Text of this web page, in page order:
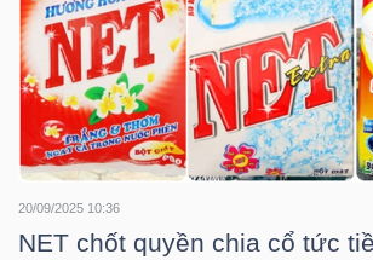
20/09/2025 10:36
NET chốt quyền chia cổ tức
TIÊU
DÙNG
THIẾT
YẾU